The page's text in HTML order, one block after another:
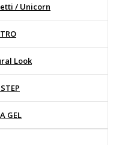
/ Unicorn
Look
GEL